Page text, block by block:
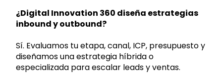
¿Digital Innovation 360 diseña estrategias
inbound y outbound?
Sí. Evaluamos tu etapa, canal, ICP, presupuesto y
diseñamos una estrategia híbrida o
especializada para escalar leads y ventas.